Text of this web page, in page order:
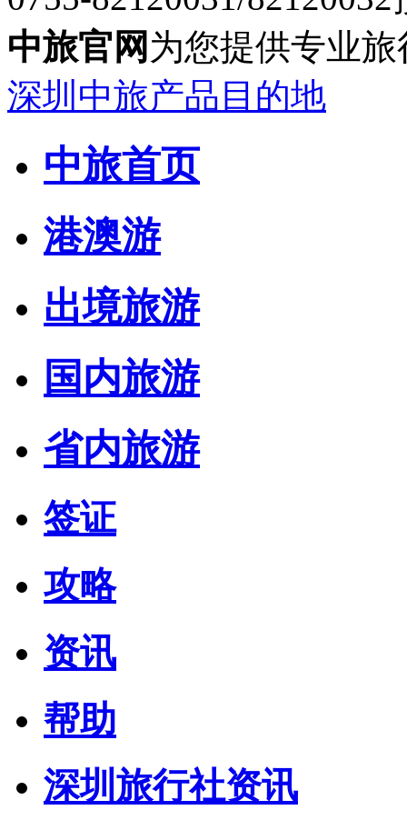
中旅官网 为您提供专业
深圳中旅产品目的地
中旅首页
港澳游
出境旅游
国内旅游
省内旅游
签证
攻略
资讯
帮助
深圳旅行社资讯